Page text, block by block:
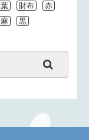
葉 財布
赤
麻 黒